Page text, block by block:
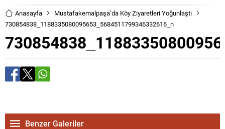
Anasayfa
Mustafakemalpaşa’da Köy Ziyaretleri Yoğunlaştı
730854838_1188335080095653_5684511799346332616_n
Benzer Galeriler